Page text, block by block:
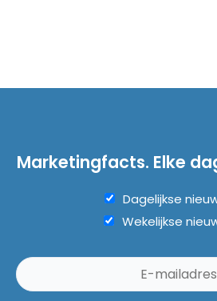
Marketingfacts. Elke
Dagelijkse
Wekelijkse